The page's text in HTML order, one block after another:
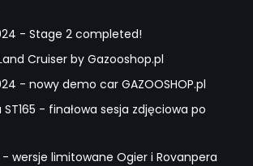
- Stage 2 completed!
Cruiser by Gazooshop.pl
- nowy demo car GAZOOSHOP.pl
- finałowa sesja zdjęciowa po
- wersje limitowane Ogier i Rovanpera